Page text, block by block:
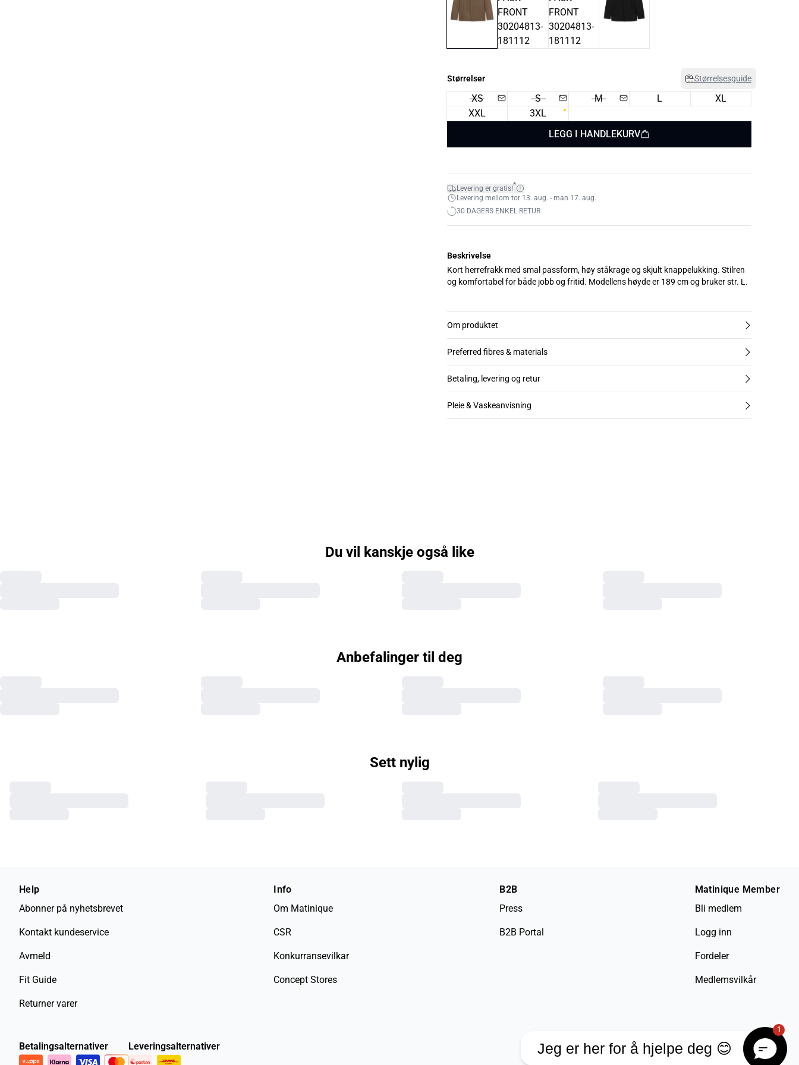
Størrelser Størrelsesguide
XS S M L
XL
XXL
3XL
LEGG I HANDLEKURV
Levering er gratis!*
Levering mellom tor 13. aug. - man 17. aug.
30 DAGERS ENKEL RETUR
Beskrivelse
Kort herrefrakk med smal passform, høy ståkrage og skjult knappelukking. Stilren
og komfortabel for både jobb og fritid. Modellens høyde er 189 cm og bruker str. L.
Om produktet
Preferred fibres & materials
Betaling, levering og retur
Pleie & Vaskeanvisning
Du vil kanskje også like
Anbefalinger til deg
Sett nylig
Help
Abonner på nyhetsbrevet
Kontakt kundeservice
Avmeld
Fit Guide
Returner varer
Info
Om Matinique
CSR
Konkurransevilkar
Concept Stores
B2B
Press
B2B Portal
Matinique Member
Bli medlem
Logg inn
Fordeler
Medlemsvilkår
Betalingsalternativer Leveringsalternativer
1
Jeg er her for å hjelpe deg 😊